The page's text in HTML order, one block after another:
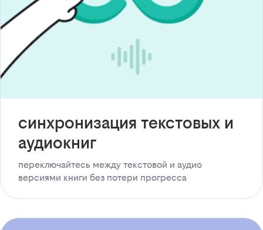
синхронизация текстовых и
аудиокниг
переключайтесь между текстовой и аудио
версиями книги без потери прогресса